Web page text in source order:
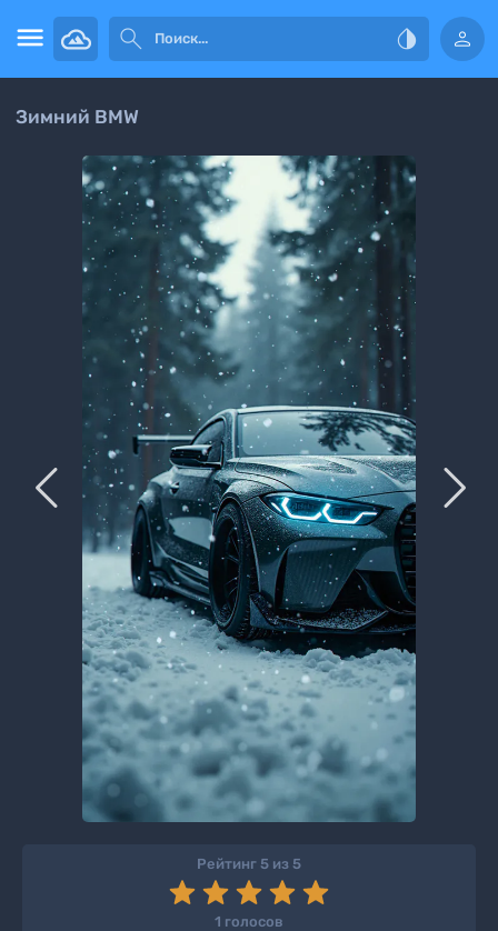
   
Зимний BMW
 
Рейтинг 5 из 5
1 голосов